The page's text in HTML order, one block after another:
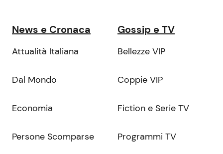
News e Cronaca
Attualità Italiana
Dal Mondo
Economia
Persone Scomparse
Gossip e TV
Bellezze VIP
Coppie VIP
Fiction e Serie TV
Programmi TV